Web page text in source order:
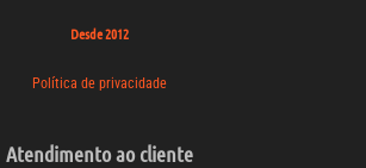
Desde 2012
Política de privacidade
Atendimento ao cliente